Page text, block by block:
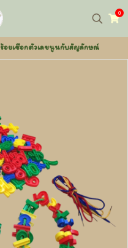
0
ร้อยเชือกตัวเลขนูนกับสัญลักษณ์